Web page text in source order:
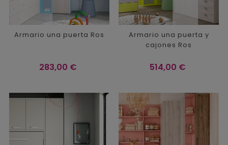
Armario una puerta Ros
Precio
283,00 €
Armario una puerta y
cajones Ros
Precio
514,00 €